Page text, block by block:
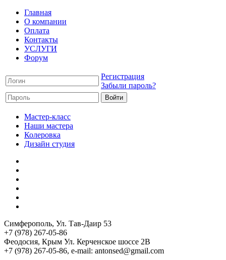
Главная
О компании
Оплата
Контакты
УСЛУГИ
Форум
Регистрация
Забыли пароль?
Мастер-класс
Наши мастера
Колеровка
Дизайн студия
Симферополь, Ул. Тав-Даир 53
+7 (978) 267-05-86
Феодосия, Крым Ул. Керченское шоссе 2В
+7 (978) 267-05-86, e-mail: antonsed@gmail.com